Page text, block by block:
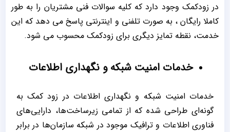
در زودکمک وجود دارد که کلیه سوالات فنی مشتریان را به طور
کاملا رایگان ، به صورت تلفنی و اینترنتی پاسخ می دهد که این
خدمت، نقطه تمایز دیگری برای زودکمک محسوب می شود.
خدمات امنیت شبکه و نگهداری اطلاعات
خدمات امنیت شبکه و نگهداری اطلاعات در زود کمک به
گونه‌ای طراحی شده که از تمامی زیرساخت‌ها، دارایی‌های
فناوری اطلاعات و ترافیک موجود در شبکه سازمان‌ها در برابر